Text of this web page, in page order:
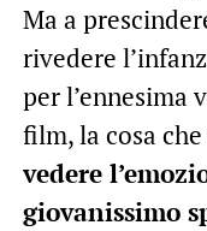
Ma a
rivedere
per l’ennesima
film, la cosa
vedere
giovanissimo